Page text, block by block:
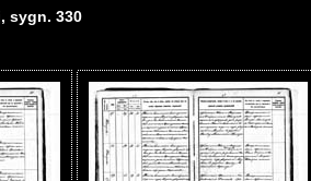
sygn. 330